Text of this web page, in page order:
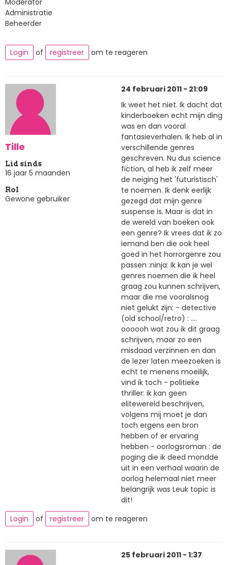
Administratie
Beheerder
Login of registreer om te reageren
Tille
Lid sinds
16 jaar 5 maanden
Rol
Gewone gebruiker
24 februari 2011 - 21:09
Ik weet het niet. Ik dacht dat
kinderboeken echt mijn ding
was en dan vooral
fantasieverhalen. Ik heb al in
verschillende genres
geschreven. Nu dus science
fiction, al heb ik zelf meer
de neiging het 'futuristisch'
te noemen. Ik denk eerlijk
gezegd dat mijn genre
suspense is. Maar is dat in
de wereld van boeken ook
een genre? Ik vrees dat ik zo
iemand ben die ook heel
goed in het horrorgenre zou
passen :ninja: Ik kan je wel
genres noemen die ik heel
graag zou kunnen schrijven,
maar die me vooralsnog
niet gelukt zijn: - detective
(old school/retro) : ....
oooooh wat zou ik dit graag
schrijven, maar zo een
misdaad verzinnen en dan
de lezer laten meezoeken is
echt te menens moeilijk,
vind ik toch - politieke
thriller: ik kan geen
elitewereld beschrijven,
volgens mij moet je dan
toch ergens een bron
hebben of er ervaring
hebben - oorlogsroman : de
poging die ik deed mondde
uit in een verhaal waarin de
oorlog helemaal niet meer
belangrijk was Leuk topic is
dit!
Login
of registreer om te reageren
25 februari 2011 - 1:37